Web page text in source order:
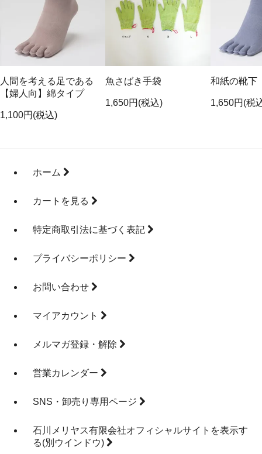
人間を考える足である
【婦人向】綿タイプ
1,100円(税込)
魚さばき手袋
1,650円(税込)
和紙の靴下
1,650円(税
ホーム
カートを見る
特定商取引法に基づく表記
プライバシーポリシー
お問い合わせ
マイアカウント
メルマガ登録・解除
営業カレンダー
SNS・卸売り専用ページ
石川メリヤス有限会社オフィシャルサイトを表示す
る(別ウインドウ)